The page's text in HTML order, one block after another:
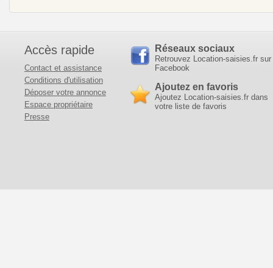
Accès rapide
Contact et assistance
Conditions d'utilisation
Déposer votre annonce
Espace propriétaire
Presse
Réseaux sociaux
Retrouvez Location-saisies.fr sur
Facebook
Ajoutez en favoris
Ajoutez Location-saisies.fr dans
votre liste de favoris